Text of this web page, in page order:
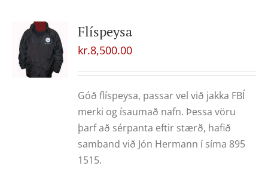
Flíspeysa
kr.8,500.00
Góð flíspeysa, passar vel við jakka FBÍ
merki og ísaumað nafn. Þessa vöru
þarf að sérpanta eftir stærð, hafið
samband við Jón Hermann í síma 895
1515.